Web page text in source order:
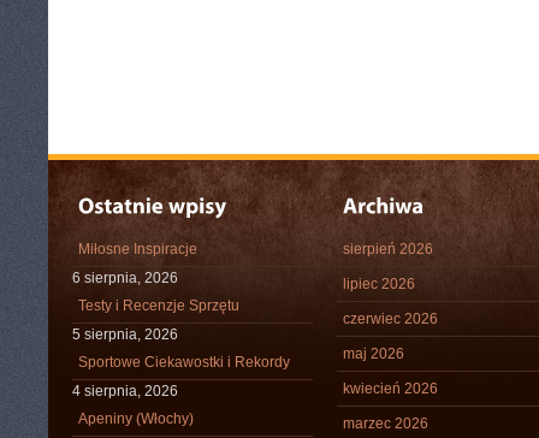
Miłosne Inspiracje
6 sierpnia, 2026
Testy i Recenzje Sprzętu
5 sierpnia, 2026
Sportowe Ciekawostki i Rekordy
4 sierpnia, 2026
Apeniny (Włochy)
sierpień 2026
lipiec 2026
czerwiec 2026
maj 2026
kwiecień 2026
marzec 2026